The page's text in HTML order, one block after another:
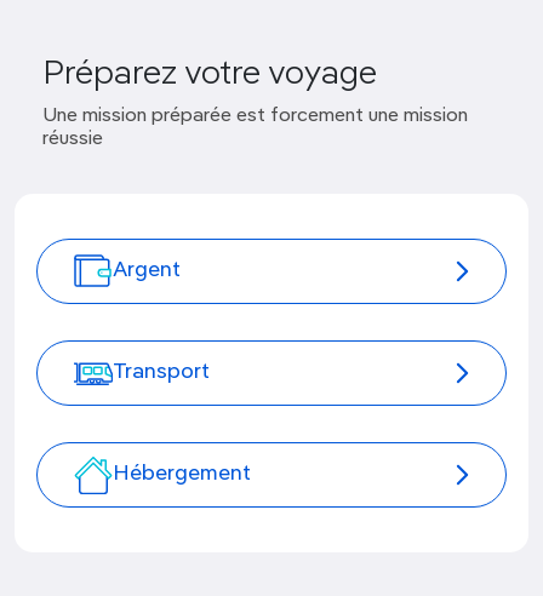
Préparez votre voyage
Une mission préparée est forcement une mission
réussie
Argent
Transport
Hébergement